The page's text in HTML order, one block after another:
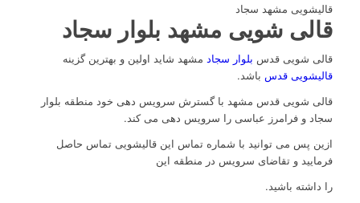
قالیشویی مشهد سجاد
قالی شویی مشهد بلوار سجاد
قالی شویی قدس بلوار سجادمشهد شاید اولین و بهترین گزینه
قالیشویی قدس باشد.
قالی شویی قدس مشهد با گسترش سرویس دهی خود منطقه بلوار
سجاد و فرامرز عباسی را سرویس دهی می کند.
ازین پس می توانید با شماره تماس این قالیشویی تماس حاصل
فرمایید و تقاضای سرویس در منطقه این
را داشته باشید.